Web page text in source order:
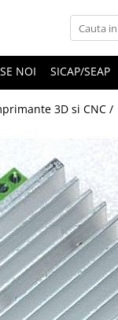
NOI SICAP/SEAP
3D si CNC /